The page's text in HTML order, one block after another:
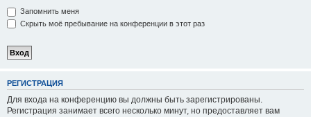
Запомнить меня
Скрыть моё пребывание на конференции в этот раз
РЕГИСТРАЦИЯ
Для входа на конференцию вы должны быть зарегистрированы.
Регистрация занимает всего несколько минут, но предоставляет вам